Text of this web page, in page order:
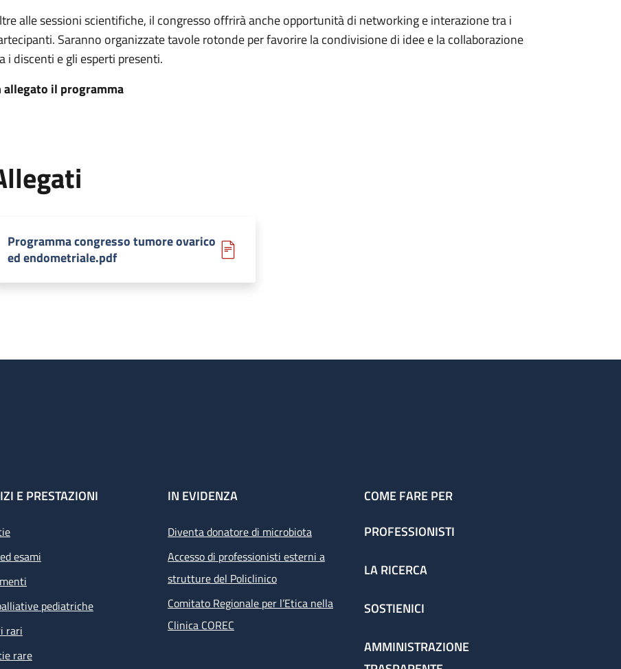
alle sessioni scientifiche, il congresso offrirà anche opportunità di networking e interazione tra i
Saranno organizzate tavole rotonde per favorire la condivisione di idee e la collaborazione
i discenti e gli esperti presenti.
allegato il programma
Programma congresso tumore ovarico
ed endometriale.pdf
E PRESTAZIONI
esami
pediatriche
rari
rare
IN EVIDENZA
Diventa donatore di microbiota
Accesso di professionisti esterni a
strutture del Policlinico
Comitato Regionale per l’Etica nella
Clinica COREC
COME FARE PER
PROFESSIONISTI
LA RICERCA
SOSTIENICI
AMMINISTRAZIONE